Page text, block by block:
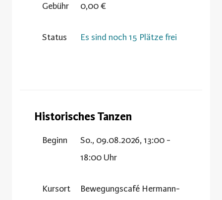
Gebühr 0,00 €
Status Es sind noch 15 Plätze frei
Historisches Tanzen
Beginn
So., 09.08.2026, 13:00 -
18:00 Uhr
Kursort
Bewegungscafé Hermann-